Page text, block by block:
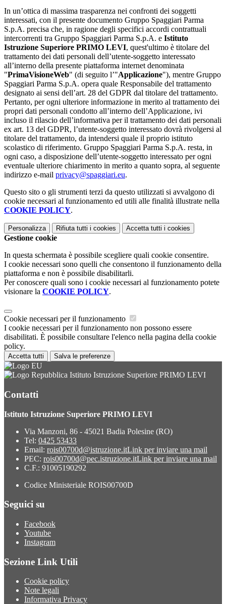
In un’ottica di massima trasparenza nei confronti dei soggetti
interessati, con il presente documento Gruppo Spaggiari Parma
S.p.A. precisa che, in ragione degli specifici accordi contrattuali
intercorrenti tra Gruppo Spaggiari Parma S.p.A. e Istituto
Istruzione Superiore PRIMO LEVI, quest'ultimo è titolare del
trattamento dei dati personali dell’utente-soggetto interessato
all’interno della presente piattaforma internet denominata
"PrimaVisioneWeb" (di seguito l’"Applicazione"), mentre Gruppo
Spaggiari Parma S.p.A. opera quale Responsabile del trattamento
designato ai sensi dell’art. 28 del GDPR dal titolare del trattamento.
Pertanto, per ogni ulteriore informazione in merito al trattamento dei
propri dati personali condotto all’interno dell’Applicazione, ivi
incluso il rilascio dell’informativa per il trattamento dei dati personali
ex art. 13 del GDPR, l’utente-soggetto interessato dovrà rivolgersi al
titolare del trattamento, da intendersi quale il proprio istituto
scolastico di riferimento. Gruppo Spaggiari Parma S.p.A. resta, in
ogni caso, a disposizione dell’utente-soggetto interessato per ogni
eventuale ulteriore chiarimento in merito a quanto sopra, al seguente
indirizzo e-mail privacy@spaggiari.eu.
Questo sito o gli strumenti terzi da questo utilizzati si avvalgono di
cookie necessari al funzionamento ed utili alle finalità illustrate nella
COOKIE POLICY.
Personalizza Rifiuta tutti i cookies Accetta tutti i cookies
Gestione cookie
In questa schermata è possibile scegliere quali cookie consentire.
I cookie necessari sono quelli che consentono il funzionamento della
piattaforma e non è possibile disabilitarli.
Per conoscere quali sono i cookie necessari al funzionamento potete
visionare la COOKIE POLICY.
Cookie necessari per il funzionamento
I cookie necessari per il funzionamento non possono essere
disabilitati. È possibile consultare l'elenco nella pagina della cookie
policy.
Accetta tutti Salva le preferenze
Istituto Istruzione Superiore PRIMO LEVI
Contatti
Istituto Istruzione Superiore PRIMO LEVI
Via Manzoni, 86 - 45021 Badia Polesine (RO)
Tel: 0425 53433
Email: rois00700d@istruzione.itLink per inviare una mail
PEC: rois00700d@pec.istruzione.itLink per inviare una mail
C.F.: 91005190292
Codice Ministeriale ROIS00700D
Seguici su
Facebook
Youtube
Instagram
Sezione Link Utili
Cookie policy
Note legali
Informativa Privacy